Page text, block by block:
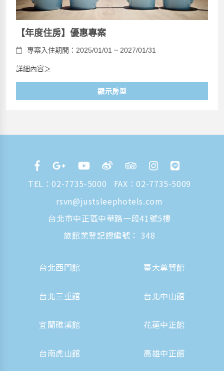
【年度住房】優惠專案
專案入住期間：2025/01/01 ~ 2027/01/31
詳細內容＞
顯示房型
TEL：02-7735-5000
FAX：02-7735-5009
rsvn@justsleephotels.com
台北市中正區中華路一段41號5樓
旅館業登記證編號： 348
台北西門館 臺大尊賢館
台北三重館 台北中山館
宜蘭礁溪館 花蓮中正館
台南虎山館 高雄中正館